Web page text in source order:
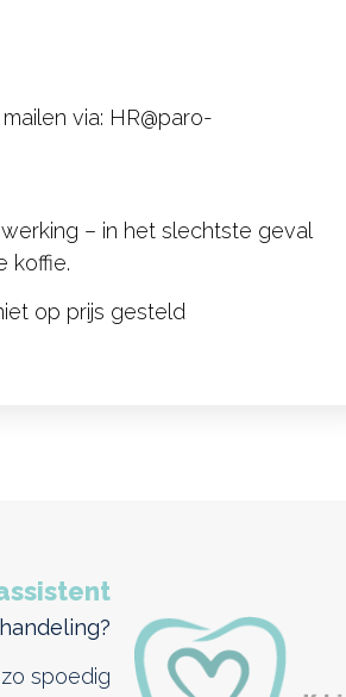
mailen via: HR@paro-
– in het slechtste geval
koffie.
op prijs gesteld
spoedig